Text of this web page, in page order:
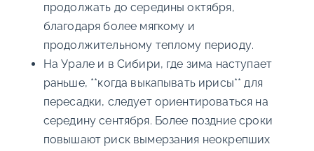
продолжать до середины октября,
благодаря более мягкому и
продолжительному теплому периоду.
На Урале и в Сибири, где зима наступает
раньше, **когда выкапывать ирисы** для
пересадки, следует ориентироваться на
середину сентября. Более поздние сроки
повышают риск вымерзания неокрепших